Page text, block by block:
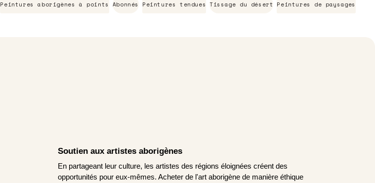
Peintures aborigènes à points Abonnés Peintures tendues Tissage du désert Peintures de paysages
Soutien aux artistes aborigènes
En partageant leur culture, les artistes des régions éloignées créent des
opportunités pour eux-mêmes. Acheter de l'art aborigène de manière éthique